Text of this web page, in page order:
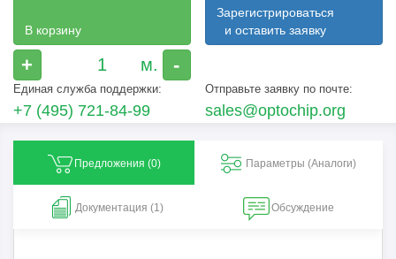
В корзину
+ -
Зарегистрироваться
и оставить заявку
Единая служба поддержки:
+7 (495) 721-84-99
Отправьте заявку по почте:
sales@optochip.org
Предложения (0) Параметры (Aналоги)
Документация (1) Обсуждение